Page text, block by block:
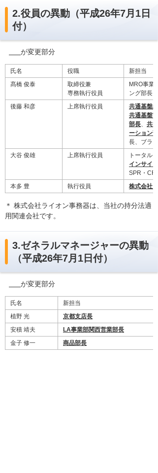
2.役員の異動（平成26年7月1日
付）
が変更部分
氏名 役職
新担当
髙橋 俊泰
取締役兼
専務執行役員
MRO事業
ング部長、
後藤 和彦
上席執行役員
共通基盤
共通基盤
部長
共
ーション部
長、ブラ
大谷 俊雄
上席執行役員
トータル
インサイ
SPR・
本多 豊
執行役員 株式会社
＊ 株式会社ライオン事務器は、当社の持分法適
用関連会社です。
3.ゼネラルマネージャーの異動
（平成26年7月1日付）
が変更部分
氏名
新担当
植野 光
京都支店長
安積 靖夫
LA事業部関西営業部長
金子 修一
商品部長